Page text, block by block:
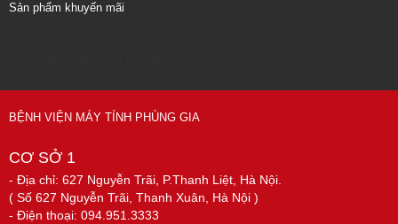
Sản phẩm khuyến mãi
BỆNH VIỆN MÁY TÍNH PHÙNG GIA
CƠ SỞ 1
- Địa chỉ: 627 Nguyễn Trãi, P.Thanh Liệt, Hà Nội.
( Số 627 Nguyễn Trãi, Thanh Xuân, Hà Nội )
- Điện thoại: 094.951.3333